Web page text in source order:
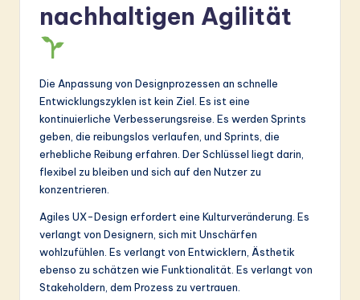
nachhaltigen Agilität
Die Anpassung von Designprozessen an schnelle
Entwicklungszyklen ist kein Ziel. Es ist eine
kontinuierliche Verbesserungsreise. Es werden Sprints
geben, die reibungslos verlaufen, und Sprints, die
erhebliche Reibung erfahren. Der Schlüssel liegt darin,
flexibel zu bleiben und sich auf den Nutzer zu
konzentrieren.
Agiles UX-Design erfordert eine Kulturveränderung. Es
verlangt von Designern, sich mit Unschärfen
wohlzufühlen. Es verlangt von Entwicklern, Ästhetik
ebenso zu schätzen wie Funktionalität. Es verlangt von
Stakeholdern, dem Prozess zu vertrauen.